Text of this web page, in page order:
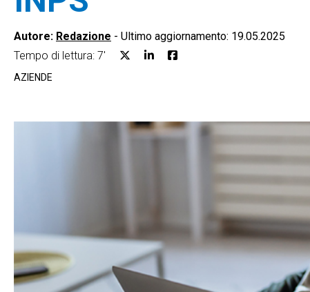
Autore: Redazione - Ultimo aggiornamento: 19.05.2025
Tempo di lettura: 7'
AZIENDE